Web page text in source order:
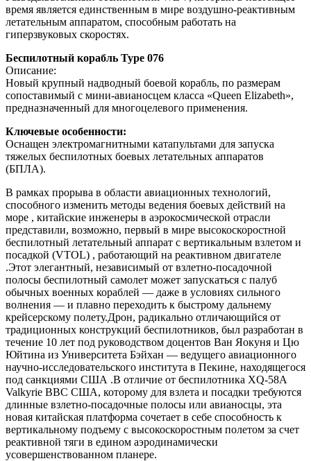
время является единственным в мире воздушно-реактивным
летательным аппаратом, способным работать на
гиперзвуковых скоростях.
Беспилотный корабль Type 076
Описание:
Новый крупный надводный боевой корабль, по размерам
сопоставимый с мини-авианосцем класса «Queen Elizabeth»,
предназначенный для многоцелевого применения.
Ключевые особенности:
Оснащен электромагнитными катапультами для запуска
тяжелых беспилотных боевых летательных аппаратов
(БПЛА).
В рамках прорыва в области авиационных технологий,
способного изменить методы ведения боевых действий на
море , китайские инженеры в аэрокосмической отрасли
представили, возможно, первый в мире высокоскоростной
беспилотный летательный аппарат с вертикальным взлетом и
посадкой (VTOL) , работающий на реактивном двигателе
.Этот элегантный, независимый от взлетно-посадочной
полосы беспилотный самолет может запускаться с палуб
обычных военных кораблей — даже в условиях сильного
волнения — и плавно переходить к быстрому дальнему
крейсерскому полету.Дрон, радикально отличающийся от
традиционных конструкций беспилотников, был разработан в
течение 10 лет под руководством доцентов Ван Яокуня и Цю
Юйтина из Университета Бэйхан — ведущего авиационного
научно-исследовательского института в Пекине, находящегося
под санкциями США .В отличие от беспилотника XQ-58A
Valkyrie ВВС США, которому для взлета и посадки требуются
длинные взлетно-посадочные полосы или авианосцы, эта
новая китайская платформа сочетает в себе способность к
вертикальному подъему с высокоскоростным полетом за счет
реактивной тяги в едином аэродинамически
усовершенствованном планере.